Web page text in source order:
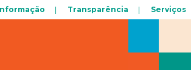
Transparência Serviços